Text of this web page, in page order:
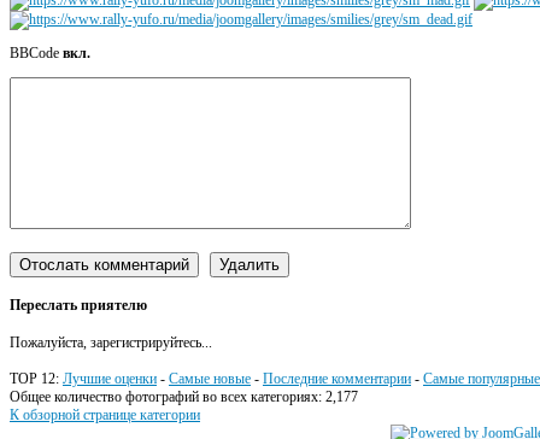
BBCode вкл.
Переслать приятелю
Пожалуйста, зарегистрируйтесь...
TOP 12: Лучшие оценки - Самые новые - Последние комментарии - Самые популярные
Общее количество фотографий во всех категориях: 2,177
К обзорной странице категории